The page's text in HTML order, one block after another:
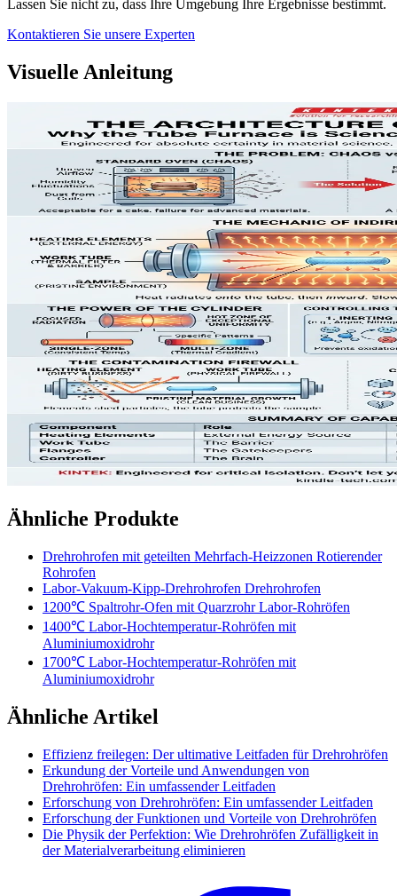
Lassen Sie nicht zu, dass Ihre Umgebung Ihre Ergebnisse bestimmt.
Kontaktieren Sie unsere Experten
Visuelle Anleitung
Ähnliche Produkte
Drehrohrofen mit geteilten Mehrfach-Heizzonen Rotierender
Rohrofen
Labor-Vakuum-Kipp-Drehrohrofen Drehrohrofen
1200℃ Spaltrohr-Ofen mit Quarzrohr Labor-Rohröfen
1400℃ Labor-Hochtemperatur-Rohröfen mit
Aluminiumoxidrohr
1700℃ Labor-Hochtemperatur-Rohröfen mit
Aluminiumoxidrohr
Ähnliche Artikel
Effizienz freilegen: Der ultimative Leitfaden für Drehrohröfen
Erkundung der Vorteile und Anwendungen von
Drehrohröfen: Ein umfassender Leitfaden
Erforschung von Drehrohröfen: Ein umfassender Leitfaden
Erforschung der Funktionen und Vorteile von Drehrohröfen
Die Physik der Perfektion: Wie Drehrohröfen Zufälligkeit in
der Materialverarbeitung eliminieren